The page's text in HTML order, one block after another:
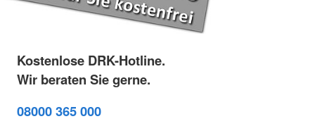
Kostenlose DRK-Hotline.
Wir beraten Sie gerne.
08000 365 000